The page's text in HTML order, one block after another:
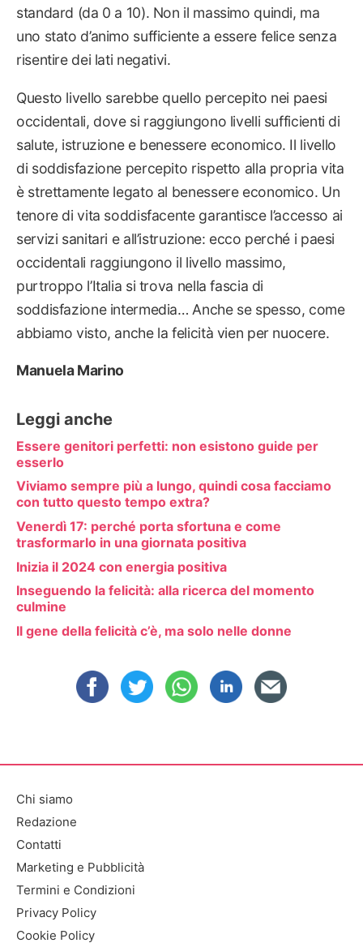
standard (da 0 a 10). Non il massimo quindi, ma
uno stato d’animo sufficiente a essere felice senza
risentire dei lati negativi.
Questo livello sarebbe quello percepito nei paesi
occidentali, dove si raggiungono livelli sufficienti di
salute, istruzione e benessere economico. Il livello
di soddisfazione percepito rispetto alla propria vita
è strettamente legato al benessere economico. Un
tenore di vita soddisfacente garantisce l’accesso ai
servizi sanitari e all’istruzione: ecco perché i paesi
occidentali raggiungono il livello massimo,
purtroppo l’Italia si trova nella fascia di
soddisfazione intermedia… Anche se spesso, come
abbiamo visto, anche la felicità vien per nuocere.
Manuela Marino
Leggi anche
Essere genitori perfetti: non esistono guide per
esserlo
Viviamo sempre più a lungo, quindi cosa facciamo
con tutto questo tempo extra?
Venerdì 17: perché porta sfortuna e come
trasformarlo in una giornata positiva
Inizia il 2024 con energia positiva
Inseguendo la felicità: alla ricerca del momento
culmine
Il gene della felicità c’è, ma solo nelle donne
Chi siamo
Redazione
Contatti
Marketing e Pubblicità
Termini e Condizioni
Privacy Policy
Cookie Policy